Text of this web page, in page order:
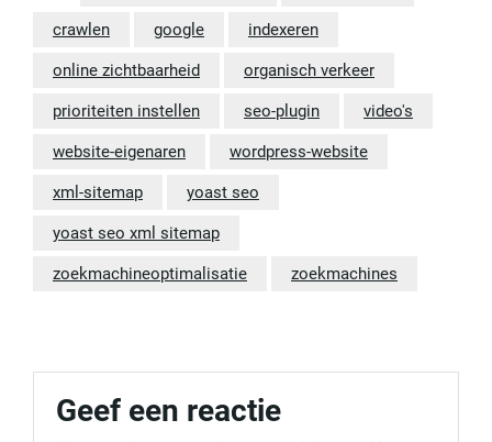
crawlen google indexeren
online zichtbaarheid organisch verkeer
prioriteiten instellen seo-plugin video's
website-eigenaren wordpress-website
xml-sitemap yoast seo
yoast seo xml sitemap
zoekmachineoptimalisatie zoekmachines
Geef een reactie